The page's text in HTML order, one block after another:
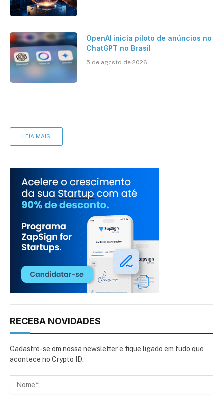
OpenAI inicia piloto de anúncios no
ChatGPT no Brasil
5 de agosto de 2026
LEIA MAIS
RECEBA NOVIDADES
Cadastre-se em nossa newsletter e fique ligado em tudo que
acontece no Crypto ID.